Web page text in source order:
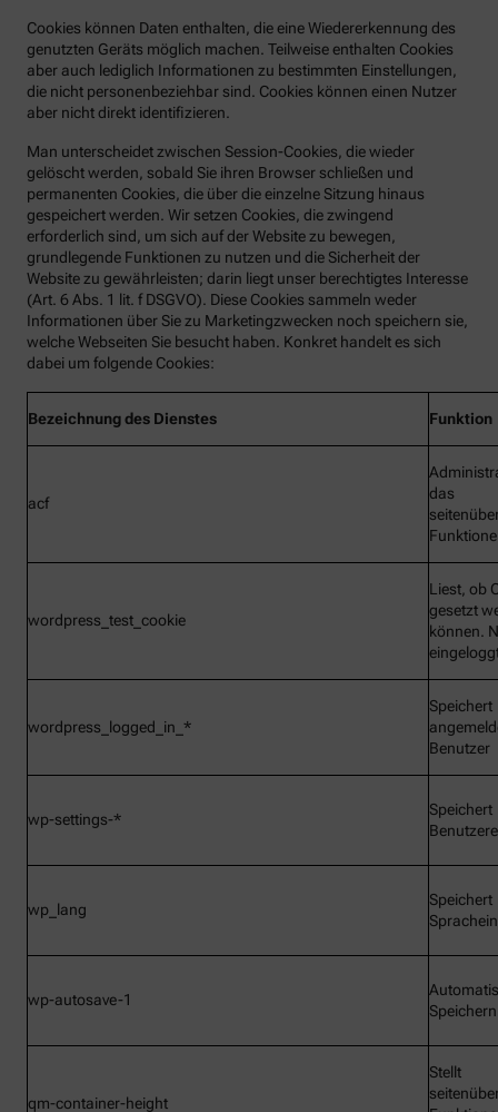
Cookies können Daten enthalten, die eine Wiedererkennung des
genutzten Geräts möglich machen. Teilweise enthalten Cookies
aber auch lediglich Informationen zu bestimmten Einstellungen,
die nicht personenbeziehbar sind. Cookies können einen Nutzer
aber nicht direkt identifizieren.
Man unterscheidet zwischen Session-Cookies, die wieder
gelöscht werden, sobald Sie ihren Browser schließen und
permanenten Cookies, die über die einzelne Sitzung hinaus
gespeichert werden. Wir setzen Cookies, die zwingend
erforderlich sind, um sich auf der Website zu bewegen,
grundlegende Funktionen zu nutzen und die Sicherheit der
Website zu gewährleisten; darin liegt unser berechtigtes Interesse
(Art. 6 Abs. 1 lit. f DSGVO). Diese Cookies sammeln weder
Informationen über Sie zu Marketingzwecken noch speichern sie,
welche Webseiten Sie besucht haben. Konkret handelt es sich
dabei um folgende Cookies:
Bezeichnungdes Dienstes Funktion
acf
das
wordpress_test_cookie
Liest, ob
gesetzt
können.
wordpress_logged_in_*
Speichert
Benutzer
wp-settings-*
Speichert
wp_lang
Speichert
wp-autosave-1
Speichern
qm-container-height
Stellt